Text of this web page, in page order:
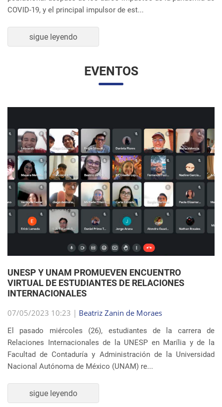
UNESP Y UNAM PROMUEVEN ENCUENTRO
VIRTUAL DE ESTUDIANTES DE RELACIONES
INTERNACIONALES
07/05/2023 10:23 | Beatriz Zanin de Moraes
El pasado miércoles (26), estudiantes de la carrera de
Facultad de Contaduría y Administración de la Universidad
Nacional Autónoma de México (UNAM) re...
sigue leyendo
SEMBLANZA DE LA SEMANA